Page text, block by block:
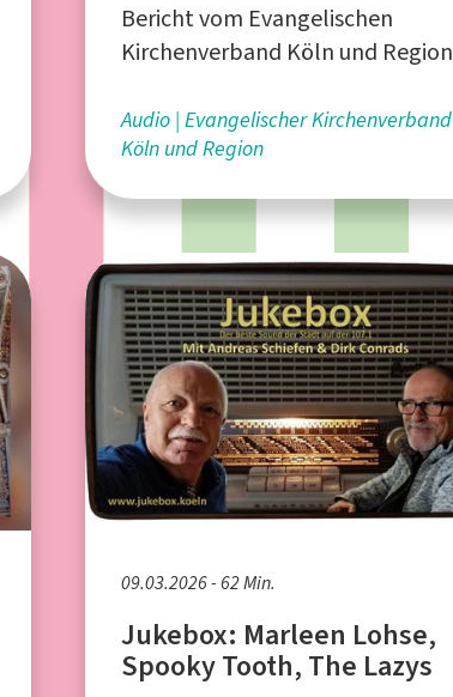
Bericht vom Evangelischen
Kirchenverband Köln und Region
Audio Evangelischer Kirchenverband
Köln und Region
09.03.2026 - 62 Min.
Jukebox: Marleen Lohse,
Spooky Tooth, The Lazys